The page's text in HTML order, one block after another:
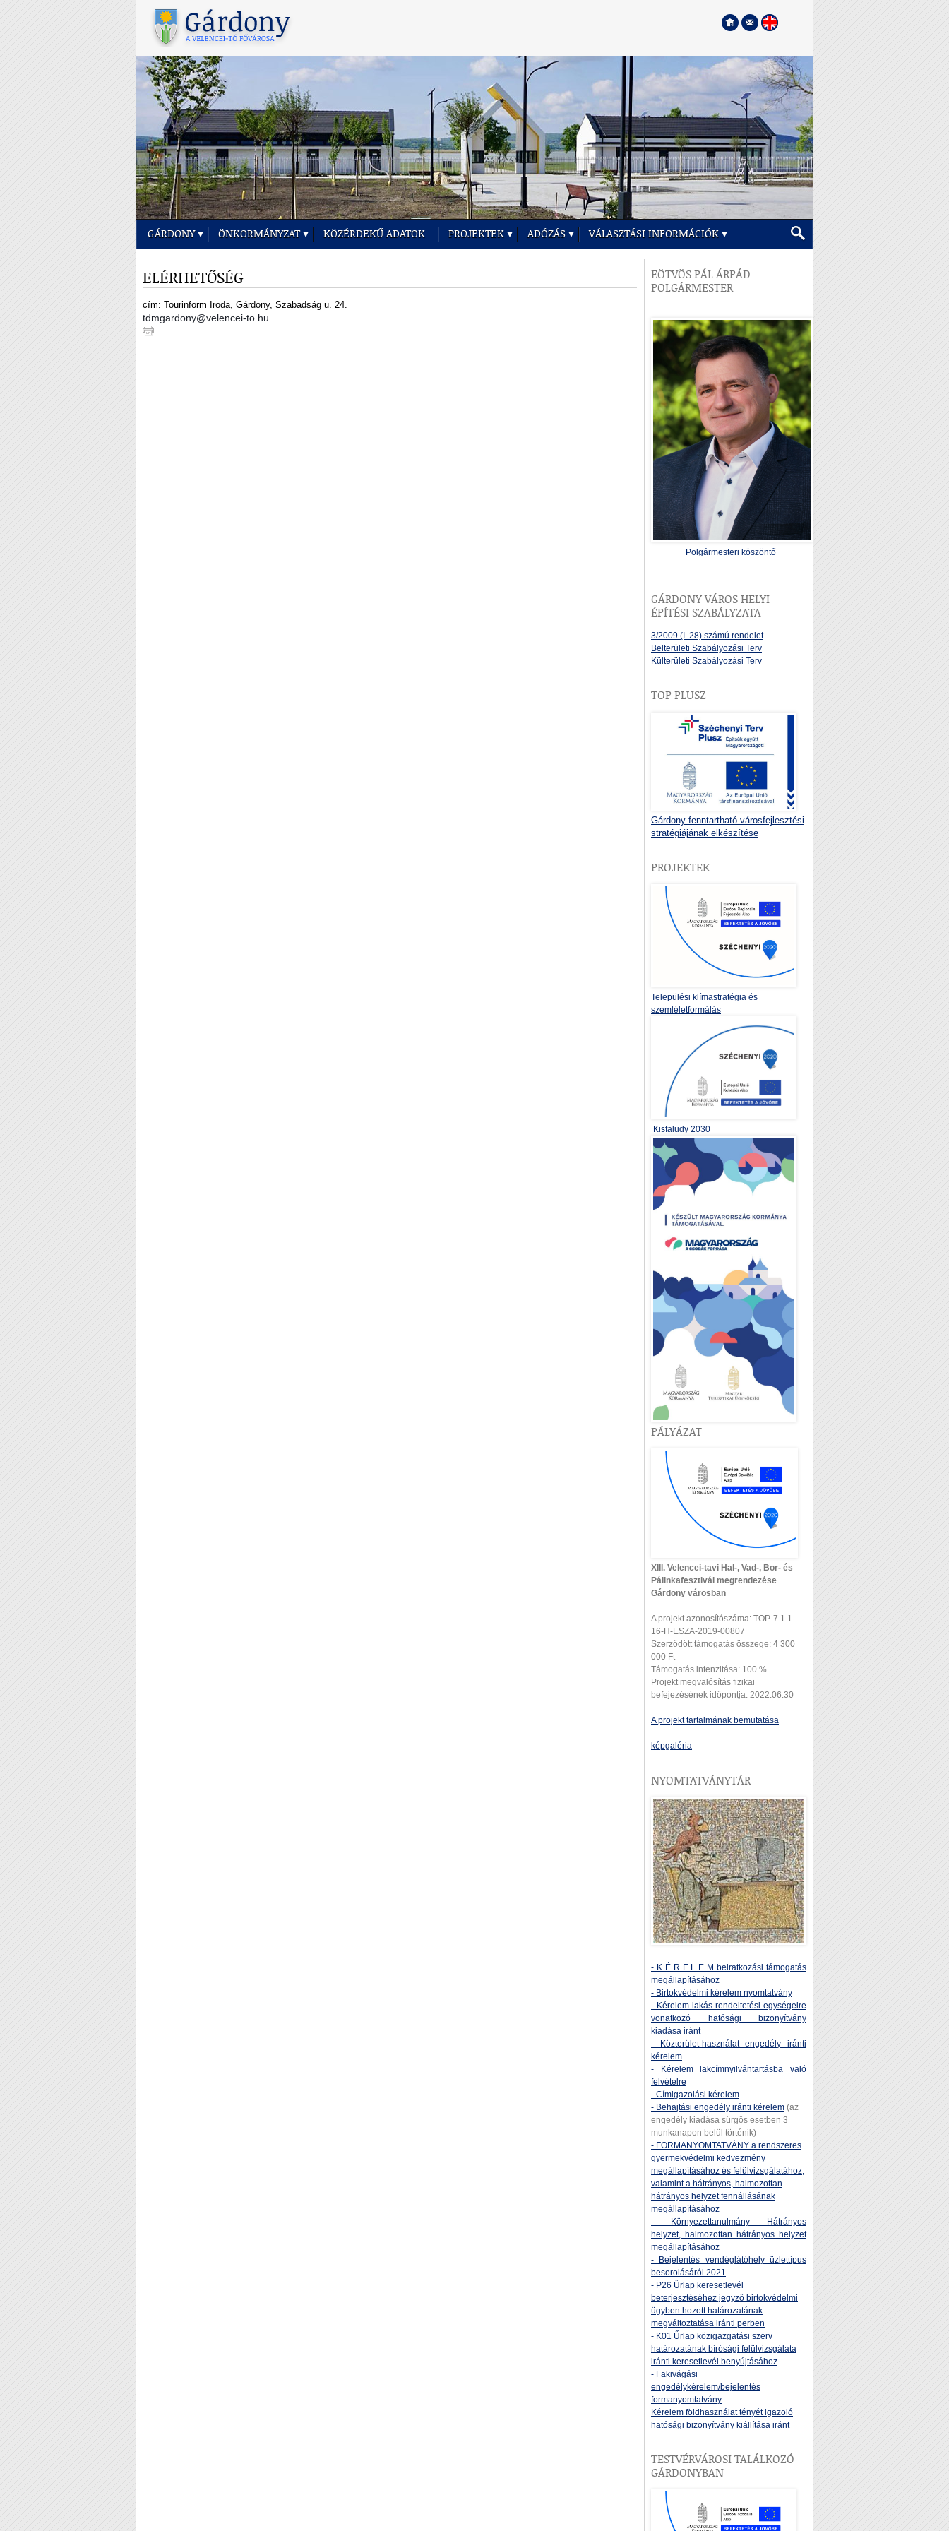
GÁRDONY ÖNKORMÁNYZAT KÖZÉRDEKŰ ADATOK PROJEKTEK ADÓZÁS VÁLASZTÁSI INFORMÁCIÓK
ELÉRHETŐSÉG
cím: Tourinform Iroda, Gárdony, Szabadság u. 24.
tdmgardony@velencei-to.hu
EÖTVÖS PÁL ÁRPÁD
POLGÁRMESTER
Polgármesteri köszöntő
GÁRDONY VÁROS HELYI
ÉPÍTÉSI SZABÁLYZATA
3/2009 (I. 28) számú rendelet
Belterületi Szabályozási Terv
Külterületi Szabályozási Terv
TOP PLUSZ
Gárdony fenntartható városfejlesztési
stratégiájának elkészítése
PROJEKTEK
Települési klímastratégia és
szemléletformálás
Kisfaludy 2030
PÁLYÁZAT
XIII. Velencei-tavi Hal-, Vad-, Bor- és
Pálinkafesztivál megrendezése
Gárdony városban
A projekt azonosítószáma: TOP-7.1.1-
16-H-ESZA-2019-00807
Szerződött támogatás összege: 4 300
000 Ft
Támogatás intenzitása: 100 %
Projekt megvalósítás fizikai
befejezésének időpontja: 2022.06.30
A projekt tartalmának bemutatása
képgaléria
NYOMTATVÁNYTÁR
- K É R E L E M beiratkozási támogatás
megállapításához
- Birtokvédelmi kérelem nyomtatvány
- Kérelem lakás rendeltetési egységeire
vonatkozó hatósági bizonyítvány
kiadása iránt
- Közterület-használat engedély iránti
kérelem
- Kérelem lakcímnyilvántartásba való
felvételre
- Címigazolási kérelem
- Behajtási engedély iránti kérelem (az
engedély kiadása sürgős esetben 3
munkanapon belül történik)
- FORMANYOMTATVÁNY a rendszeres
gyermekvédelmi kedvezmény
megállapításához és felülvizsgálatához,
valamint a hátrányos, halmozottan
hátrányos helyzet fennállásának
megállapításához
- Környezettanulmány Hátrányos
helyzet, halmozottan hátrányos helyzet
megállapításához
- Bejelentés vendéglátóhely üzlettípus
besorolásáról 2021
- P26 Űrlap keresetlevél
beterjesztéséhez jegyző birtokvédelmi
ügyben hozott határozatának
megváltoztatása iránti perben
- K01 Űrlap közigazgatási szerv
határozatának bírósági felülvizsgálata
iránti keresetlevél benyújtásához
- Fakivágási
engedélykérelem/bejelentés
formanyomtatvány
Kérelem földhasználat tényét igazoló
hatósági bizonyítvány kiállítása iránt
TESTVÉRVÁROSI TALÁLKOZÓ
GÁRDONYBAN